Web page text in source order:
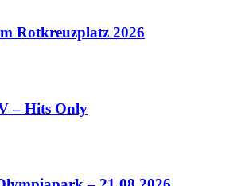
Rotkreuzplatz 2026
– Hits Only